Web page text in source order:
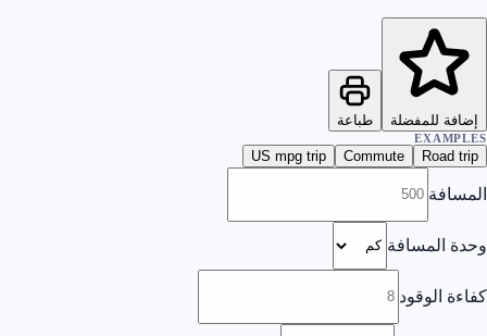
إضافة للمفضلة طباعة
EXAMPLES
Road trip
Commute
US mpg trip
المسافة
وحدة المسافة
كفاءة الوقود